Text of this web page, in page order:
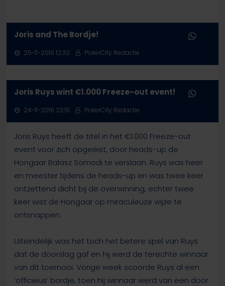
Joris and The Bordje!
25-11-2016 12:32 PokerCity Redactie
Joris Ruys wint €1.000 Freeze-out event!
24-11-2016 23:51 PokerCity Redactie
Joris Ruys heeft de titel in het €1.000 Freeze-out
event voor zich opgeëist, door heads-up de
Hongaar Balasz Somodi te verslaan. Ruys was heer
en meester tijdens de heads-up en was twee keer
ontzettend dicht bij de overwinning, echter twee
keer wist de Hongaar op miraculeuze wijze te
ontsnappen.
Uiteindelijk was het toch het betere spel van Ruys
dat de doorslag gaf en hij werd de terechte winnaar
van dit toernooi. Vorige week scoorde Ruys al een
‘officieus’ bordje, toen hij winnaar werd van een door